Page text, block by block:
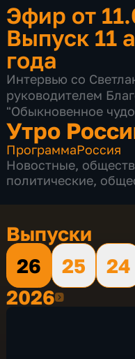
Эфир от
Выпуск 11
года
Интервью со
руководителем
"Обыкновенное
Утро
ПрограммаРоссия
Новостные,
политические,
5 сезонов, 839
Выпуски
26
25 24
20262026